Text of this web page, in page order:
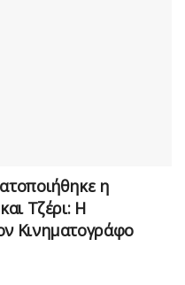
η
Τζέρι: Η
Κινηματογράφο